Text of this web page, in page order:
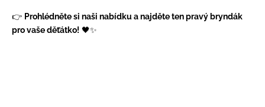
👉 Prohlédněte si naši nabídku a najděte ten pravý bryndák
pro vaše děťátko! 🖤✨